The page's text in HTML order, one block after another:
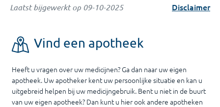
Laatst bijgewerkt op 09-10-2025 Disclaimer
Vind een apotheek
Heeft u vragen over uw medicijnen? Ga dan naar uw eigen
apotheek. Uw apotheker kent uw persoonlijke situatie en kan u
uitgebreid helpen bij uw medicijngebruik. Bent u niet in de buurt
van uw eigen apotheek? Dan kunt u hier ook andere apotheken